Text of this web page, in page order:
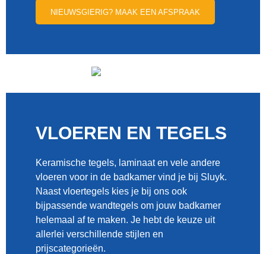
NIEUWSGIERIG? MAAK EEN AFSPRAAK
VLOEREN EN TEGELS
Keramische tegels, laminaat en vele andere
vloeren voor in de badkamer vind je bij Sluyk.
Naast vloertegels kies je bij ons ook
bijpassende wandtegels om jouw badkamer
helemaal af te maken. Je hebt de keuze uit
allerlei verschillende stijlen en
prijscategorieën.